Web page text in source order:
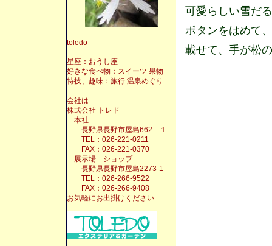
可愛らしい雪だ
ボタンをはめて
載せて、手が松
toledo
星座：おうし座
好きな食べ物：スイーツ 果物
特技、趣味：旅行 温泉めぐり
会社は
株式会社 トレド
本社
長野県長野市屋島662－１
TEL：026-221-0211
FAX：026-221-0370
展示場 ショップ
長野県長野市屋島2273-1
TEL：026-266-9522
FAX：026-266-9408
お気軽にお出掛けください